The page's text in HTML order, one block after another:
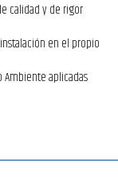
calidad y de rigor
en el propio
aplicadas